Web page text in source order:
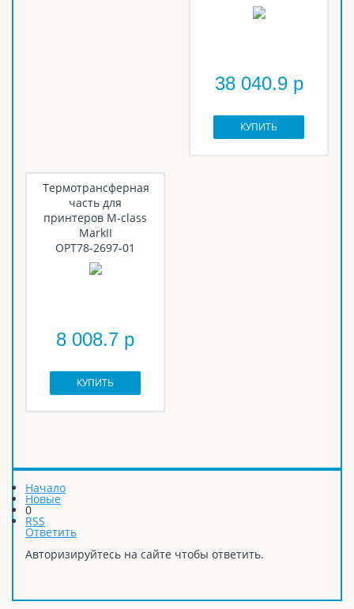
38 040.9 р
КУПИТЬ
Термотрансферная
часть для
принтеров M-class
MarkII
OPT78-2697-01
8 008.7 р
КУПИТЬ
Начало
Новые
0
RSS
Ответить
Авторизируйтесь на сайте чтобы ответить.